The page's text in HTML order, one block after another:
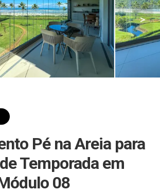
>
Pé na Areia para
Temporada em
08